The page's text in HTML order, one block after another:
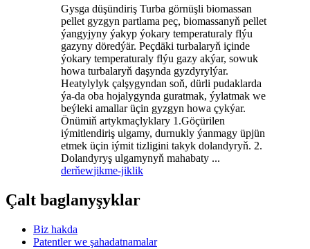
Gysga düşündiriş Turba görnüşli biomassan
pellet gyzgyn partlama peç, biomassanyň pellet
ýangyjyny ýakyp ýokary temperaturaly flýu
gazyny döredýär. Peçdäki turbalaryň içinde
ýokary temperaturaly flýu gazy akýar, sowuk
howa turbalaryň daşynda gyzdyrylýar.
Heatylylyk çalşygyndan soň, dürli pudaklarda
ýa-da oba hojalygynda guratmak, ýylatmak we
beýleki amallar üçin gyzgyn howa çykýar.
Önümiň artykmaçlyklary 1.Göçürilen
iýmitlendiriş ulgamy, durnukly ýanmagy üpjün
etmek üçin iýmit tizligini takyk dolandyryň. 2.
Dolandyryş ulgamynyň mahabaty ...
derňewjikme-jiklik
Çalt baglanyşyklar
Biz hakda
Patentler we şahadatnamalar